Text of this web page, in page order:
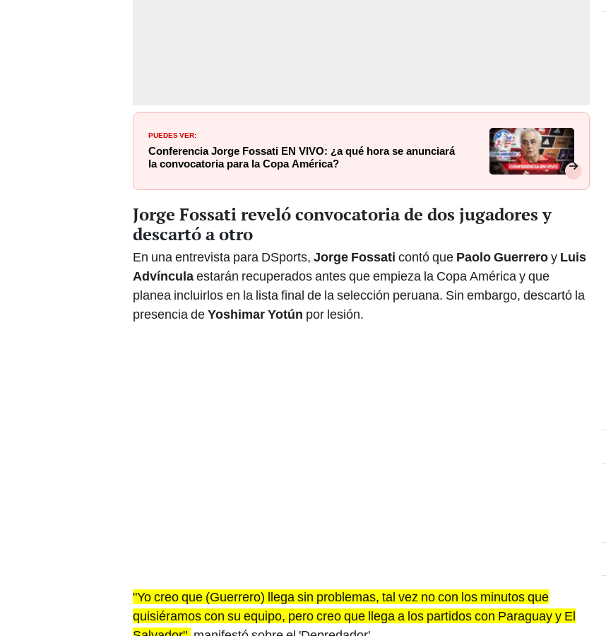
PUEDES VER:
Conferencia Jorge Fossati EN VIVO: ¿a qué hora se anunciará
la convocatoria para la Copa América?
Jorge Fossati reveló convocatoria de dos jugadores y
descartó a otro
En una entrevista para DSports,
Advínculaestarán recuperados antes que empieza la Copa América y que
planea incluirlos en la lista final de la selección peruana. Sin embargo, descartó la
presencia deYoshimar Yotúnpor lesión.
quisiéramos con su equipo, pero creo que llega a los partidos con Paraguay y El
Salvador",manifestó sobre el 'Depredador'.